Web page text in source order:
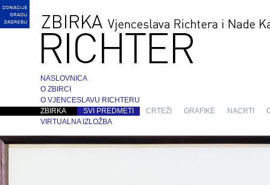
NASLOVNICA
O ZBIRCI
O VJENCESLAVU RICHTERU
ZBIRKA
SVI PREDMETI CRTEŽI GRAFIKE NACRTI
VIRTUALNA IZLOŽBA